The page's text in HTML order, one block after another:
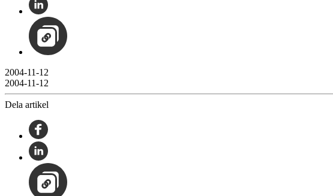
2004-11-12
2004-11-12
Dela artikel